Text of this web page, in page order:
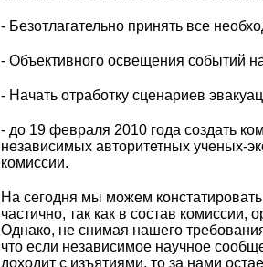
- Безотлагательно принять все
- Объективного освещения событий
- Начать отработку сценариев
- до 19 февраля 2010 года создать
независимых авторитетных ученых-
комиссии.
На сегодня мы можем
частично, так как в состав
Однако, не снимая нашего
что если независимое научное
доходит с изъятиями, то за нами